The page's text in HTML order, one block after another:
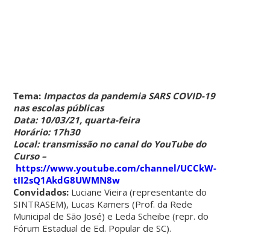
Tema: Impactos da pandemia SARS COVID-19
nas escolas públicas
Data: 10/03/21, quarta-feira
Horário: 17h30
Local: transmissão no canal do YouTube do
Curso –
https://www.youtube.com/channel/UCCkW-
tII2sQ1AkdG8UWMN8w
Convidados: Luciane Vieira (representante do
SINTRASEM), Lucas Kamers (Prof. da Rede
Municipal de São José) e Leda Scheibe (repr. do
Fórum Estadual de Ed. Popular de SC).